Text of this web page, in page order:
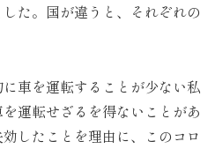
た。国が違うと、それぞれの
車を運転することが少ない私
運転せざるを得ないことがあ
したことを理由に、このコロ